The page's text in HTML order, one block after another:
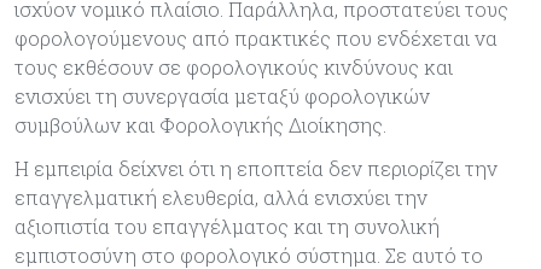
ισχύον νομικό πλαίσιο. Παράλληλα, προστατεύει τους
φορολογούμενους από πρακτικές που ενδέχεται να
τους εκθέσουν σε φορολογικούς κινδύνους και
ενισχύει τη συνεργασία μεταξύ φορολογικών
συμβούλων και Φορολογικής Διοίκησης.
Η εμπειρία δείχνει ότι η εποπτεία δεν περιορίζει την
επαγγελματική ελευθερία, αλλά ενισχύει την
αξιοπιστία του επαγγέλματος και τη συνολική
εμπιστοσύνη στο φορολογικό σύστημα. Σε αυτό το